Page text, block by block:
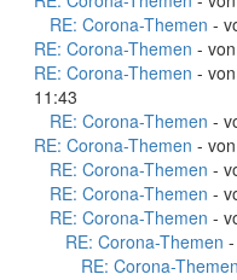
RE: Corona-Themen -
RE: Corona-Themen - von
RE: Corona-Themen -
11:43
RE: Corona-Themen -
RE: Corona-Themen - von
RE: Corona-Themen -
RE: Corona-Themen -
RE: Corona-Themen -
RE: Corona-Themen
RE: Corona-Themen